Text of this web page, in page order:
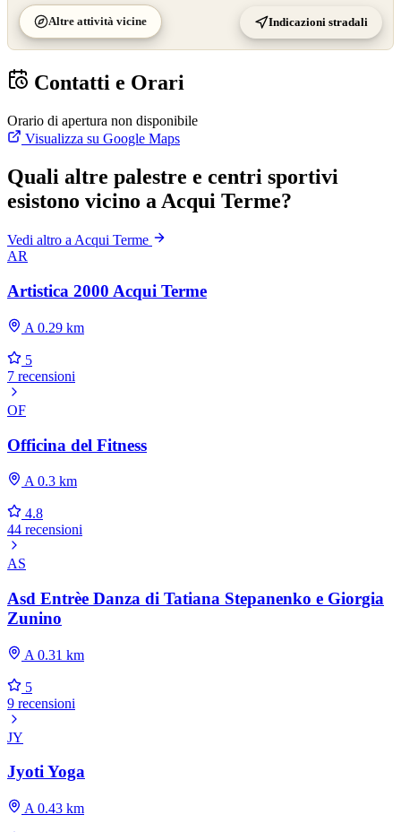
Altre attività vicine Indicazioni stradali
Contatti e Orari
Orario di apertura non disponibile
Visualizza su Google Maps
Quali altre palestre e centri sportivi
esistono vicino a Acqui Terme?
Vedi altro a Acqui Terme
AR
Artistica 2000 Acqui Terme
A 0.29 km
5
7 recensioni
OF
Officina del Fitness
A 0.3 km
4.8
44 recensioni
AS
Asd Entrèe Danza di Tatiana Stepanenko e Giorgia
Zunino
A 0.31 km
5
9 recensioni
JY
Jyoti Yoga
A 0.43 km